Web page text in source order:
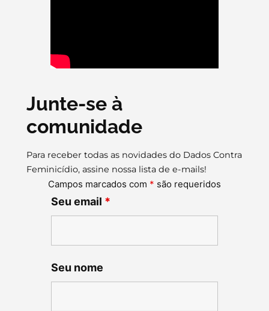
Junte-se à
comunidade
Para receber todas as novidades do Dados Contra
Feminicídio, assine nossa lista de e-mails!
Campos marcados com * são requeridos
Seu email *
Seu nome